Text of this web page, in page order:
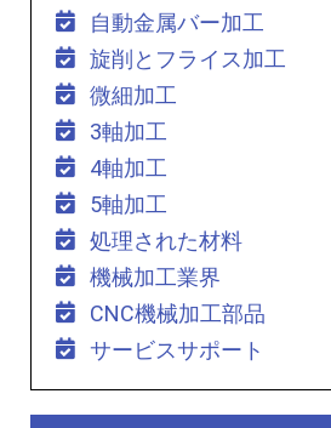
自動金属バー加工
旋削とフライス加工
微細加工
3軸加工
4軸加工
5軸加工
処理された材料
機械加工業界
CNC機械加工部品
サービスサポート